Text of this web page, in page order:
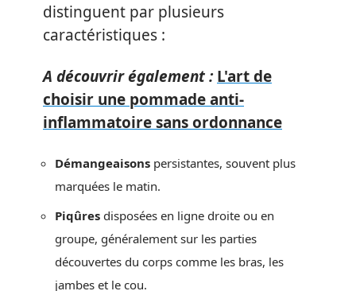
distinguent par plusieurs
caractéristiques :
A découvrir également : L'art de
choisir une pommade anti-
inflammatoire sans ordonnance
Démangeaisons persistantes, souvent plus
marquées le matin.
Piqûres disposées en ligne droite ou en
groupe, généralement sur les parties
découvertes du corps comme les bras, les
jambes et le cou.